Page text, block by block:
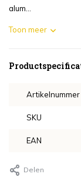
alum...
Toon meer
Artikelnummer
SKU
EAN
Delen